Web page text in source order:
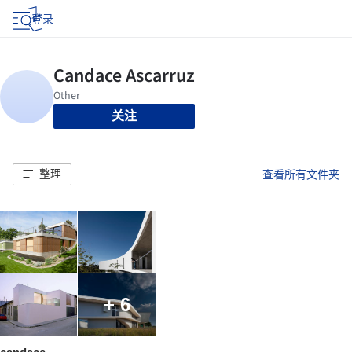
登录
关注
整理 查看所有文件夹
+ 6